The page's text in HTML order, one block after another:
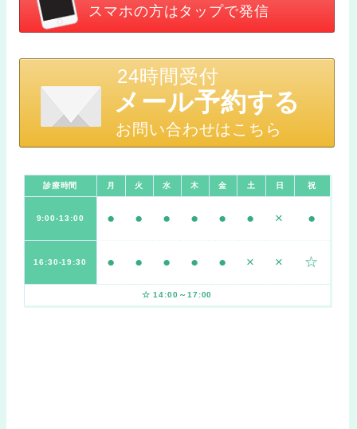
スマホの方はタップで発信
24時間受付
メール予約する
お問い合わせはこちら
診療時間 月 火 水 木 金 土 日 祝
9:00-13:00 ● ● ● ● ● ● × ●
16:30-19:30 ● ● ● ● ● × × ☆
☆ 14:00～17:00